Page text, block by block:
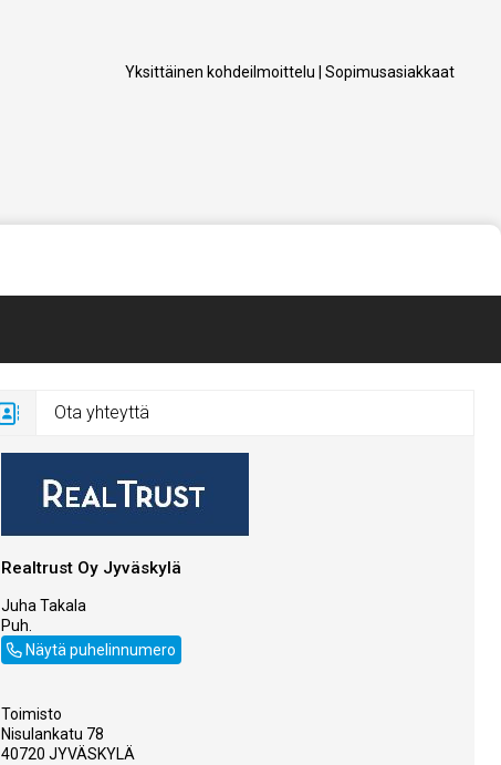
Yksittäinen kohdeilmoittelu Sopimusasiakkaat
Ota yhteyttä
Realtrust Oy Jyväskylä
Juha Takala
Puh.
Näytä puhelinnumero
050 5748434
Toimisto
Nisulankatu 78
40720 JYVÄSKYLÄ